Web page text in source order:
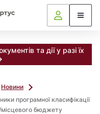
та дії у разі їх
Новини
програмної класифікації
місцевого бюджету